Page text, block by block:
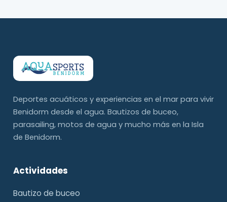
Deportes acuáticos y experiencias en el mar para vivir
Benidorm desde el agua. Bautizos de buceo,
parasailing, motos de agua y mucho más en la Isla
de Benidorm.
Actividades
Bautizo de buceo